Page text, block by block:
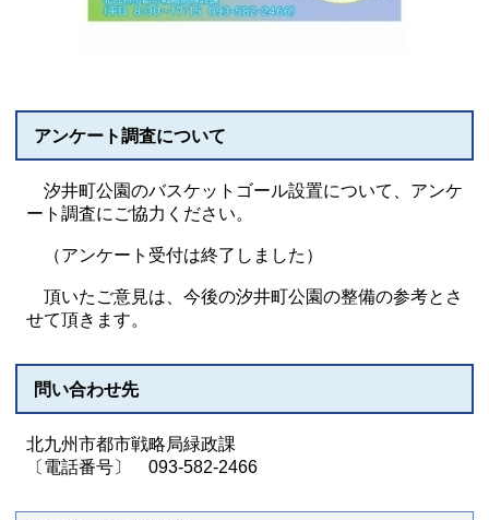
アンケート調査について
汐井町公園のバスケットゴール設置について、アンケ
ート調査にご協力ください。
（アンケート受付は終了しました）
頂いたご意見は、今後の汐井町公園の整備の参考とさ
せて頂きます。
問い合わせ先
北九州市都市戦略局緑政課
〔電話番号〕 093-582-2466